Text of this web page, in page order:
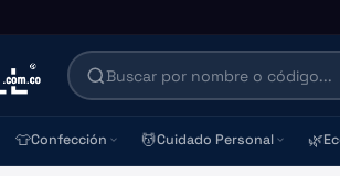
👕Confección 💆Cuidado Personal 🌿